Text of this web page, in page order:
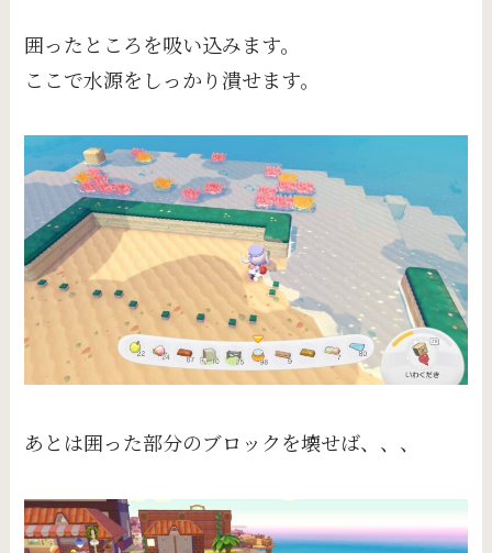
囲ったところを吸い込みます。
ここで水源をしっかり潰せます。
あとは囲った部分のブロックを壊せば、、、